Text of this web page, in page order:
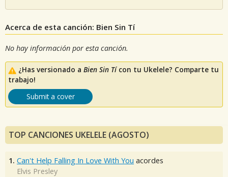
Acerca de esta canción: Bien Sin Tí
No hay información por esta canción.
¿Has versionado a Bien Sin Tícon tu Ukelele? Comparte tu
trabajo!
Submit a cover
TOP CANCIONES UKELELE (AGOSTO)
1. Can't Help Falling In Love With You acordes
Elvis Presley